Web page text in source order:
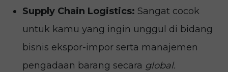
Supply Chain Logistics: Sangat cocok
untuk kamu yang ingin unggul di bidang
bisnis ekspor-impor serta manajemen
pengadaan barang secara global.